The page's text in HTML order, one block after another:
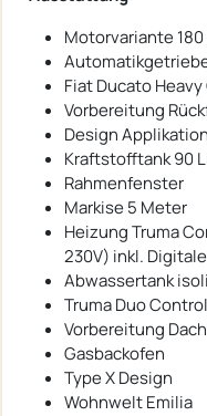
Motorvariante 180
Fiat Ducato
Vorbereitung
Design
Kraftstofftank 90
Rahmenfenster
Markise 5 Meter
Heizung Truma
230V) inkl.
Abwassertank
Truma Duo
Vorbereitung
Gasbackofen
Type X Design
Wohnwelt Emilia